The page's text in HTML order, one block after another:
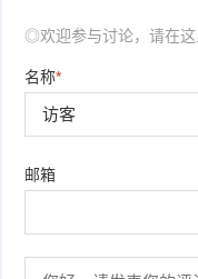
◎欢迎参与讨论，请在这
名称*
邮箱